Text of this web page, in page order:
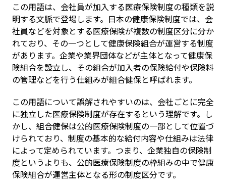
この用語は、会社員が加入する医療保険制度の種類を説
明する文脈で登場します。日本の健康保険制度では、会
社員などを対象とする医療保険が複数の制度区分に分か
れており、その一つとして健康保険組合が運営する制度
があります。企業や業界団体などが主体となって健康保
険組合を設立し、その組合が加入者の保険給付や保険料
の管理などを行う仕組みが組合健保と呼ばれます。
この用語について誤解されやすいのは、会社ごとに完全
に独立した医療保険制度が存在するという理解です。し
かし、組合健保は公的医療保険制度の一部として位置づ
けられており、制度の基本的な給付内容や仕組みは法律
によって定められています。つまり、企業独自の保険制
度というよりも、公的医療保険制度の枠組みの中で健康
保険組合が運営主体となる形の制度区分です。